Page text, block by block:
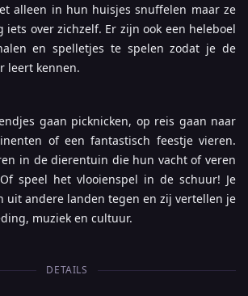
alleen in hun huisjes snuffelen maar ze
iets over zichzelf. Er zijn ook een heleboel
en spelletjes te spelen zodat je de
leert kennen.
gaan picknicken, op reis gaan naar
of een fantastisch feestje vieren.
in de dierentuin die hun vacht of veren
speel het vlooienspel in de schuur! Je
uit andere landen tegen en zij vertellen je
muziek en cultuur.
DETAILS